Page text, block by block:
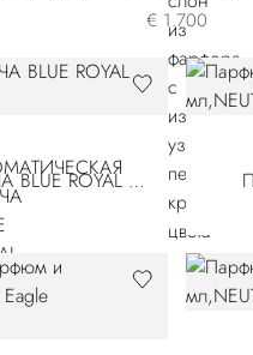
€ 1.700
АРОМАТИЧЕСКАЯ СВЕЧА BLUE ROYAL CASHMERE